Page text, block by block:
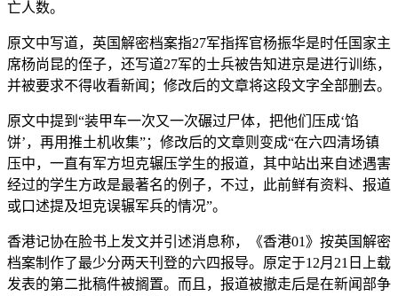
亡人数。
原文中写道，英国解密档案指27军指挥官杨振华是时任国家主
席杨尚昆的侄子，还写道27军的士兵被告知进京是进行训练，
并被要求不得收看新闻；修改后的文章将这段文字全部删去。
原文中提到“装甲车一次又一次碾过尸体，把他们压成‘馅
饼’，再用推土机收集”；修改后的文章则变成“在六四清场镇
压中，一直有军方坦克辗压学生的报道，其中站出来自述遇害
经过的学生方政是最著名的例子，不过，此前鲜有资料、报道
或口述提及坦克误辗军兵的情况”。
香港记协在脸书上发文并引述消息称，《香港01》按英国解密
档案制作了最少分两天刊登的六四报导。原定于12月21日上载
发表的第二批稿件被搁置。而且，报道被撤走后是在新闻部争